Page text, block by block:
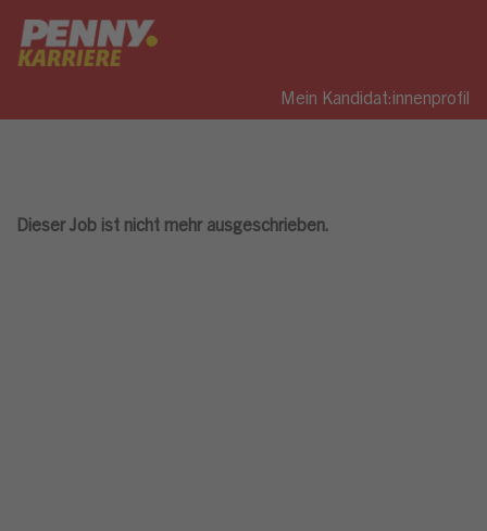
Mein Kandidat:innenprofil
Dieser Job ist nicht mehr ausgeschrieben.